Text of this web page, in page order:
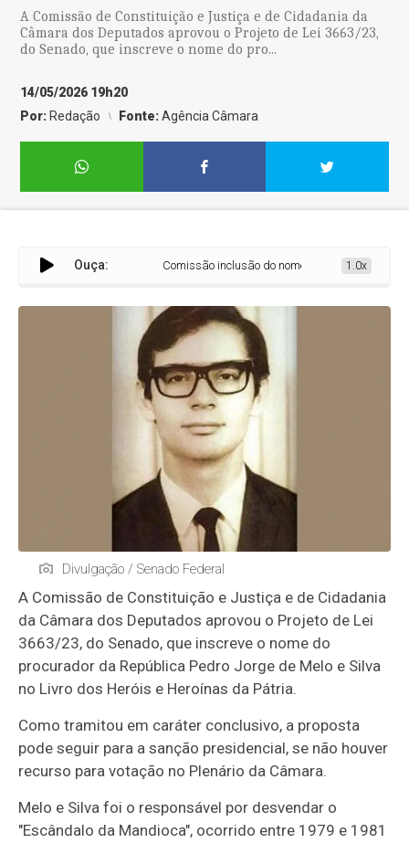
A Comissão de Constituição e Justiça e de Cidadania da
Câmara dos Deputados aprovou o Projeto de Lei 3663/23,
do Senado, que inscreve o nome do pro...
14/05/2026 19h20
Por: Redação Fonte:Agência Câmara
Ouça: Comissão inclusão do nome do procurador
1.0x
Divulgação / Senado Federal
A Comissão de Constituição e Justiça e de Cidadania
da Câmara dos Deputados aprovou o Projeto de Lei
3663/23, do Senado, que inscreve o nome do
procurador da República Pedro Jorge de Melo e Silva
no Livro dos Heróis e Heroínas da Pátria.
Como tramitou em caráter conclusivo, a proposta
pode seguir para a sanção presidencial, se não houver
recurso para votação no Plenário da Câmara.
Melo e Silva foi o responsável por desvendar o
"Escândalo da Mandioca", ocorrido entre 1979 e 1981